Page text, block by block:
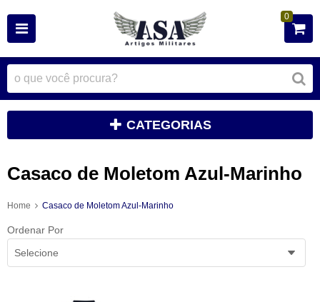
0
CATEGORIAS
Casaco de Moletom Azul-Marinho
Home Casaco de Moletom Azul-Marinho
Ordenar Por
Selecione